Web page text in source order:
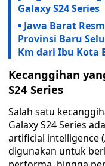
Galaxy S24 Series
Jawa Barat
Provinsi Baru
Km dari Ibu Kota
Kecanggihan
S24 Series
Salah satu
Galaxy S24 Series
artificial intelligence
digunakan untuk